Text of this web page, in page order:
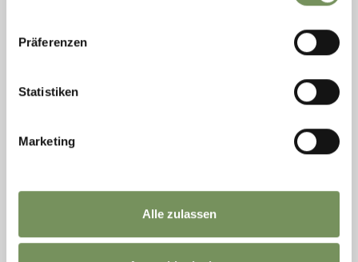
Präferenzen
Statistiken
Marketing
Alle zulassen
Samstag
19
Dez
von Partschins.